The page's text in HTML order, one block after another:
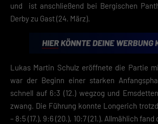
und ist anschließend bei Bergischen
Derby zu Gast (24. März).
Lukas Martin Schulz eröffnete die Partie
war der Beginn einer starken
schnell auf 6:3 (12.) wegzog und
zwang. Die Führung konnte Longerich
– 8:5 (17.), 9:6 (20.), 10:7 (21.). Allmählich